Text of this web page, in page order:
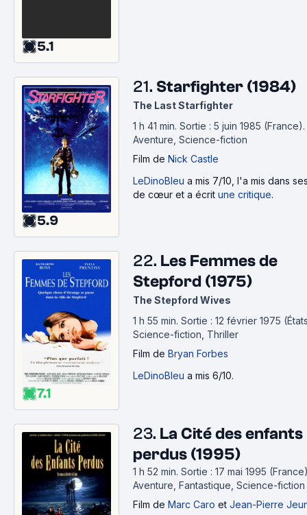
5.1
5.9
21. Starfighter (1984)
The Last Starfighter
1 h 41 min. Sortie : 5 juin 1985 (France).
Aventure, Science-fiction
Film de Nick Castle
LeDinoBleu a mis 7/10, l'a mis dans
de cœur et a écrit une critique.
7.1
22. Les Femmes de
Stepford (1975)
The Stepford Wives
1 h 55 min. Sortie : 12 février 1975
Science-fiction, Thriller
Film de Bryan Forbes
LeDinoBleu a mis 6/10.
23. La Cité des enfants
perdus (1995)
1 h 52 min. Sortie : 17 mai 1995
Aventure, Fantastique, Science-fiction
Film de Marc Caro et Jean-Pierre